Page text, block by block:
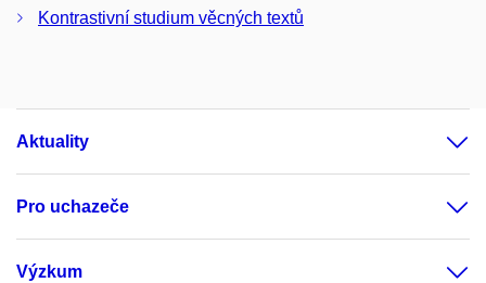
Kontrastivní studium věcných textů
Aktuality
Pro uchazeče
Výzkum